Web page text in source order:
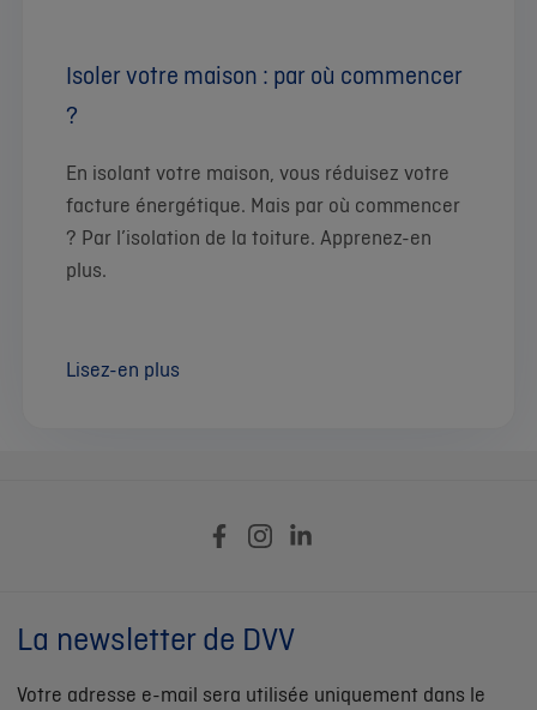
Isoler votre maison : par où commencer
?
En isolant votre maison, vous réduisez votre
facture énergétique. Mais par où commencer
? Par l’isolation de la toiture. Apprenez-en
plus.
Lisez-en plus
La newsletter de DVV
Votre adresse e-mail sera utilisée uniquement dans le